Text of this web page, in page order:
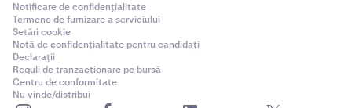
Notificare de confidențialitate
Termene de furnizare a serviciului
Setări cookie
Notă de confidențialitate pentru candidați
Declarații
Reguli de tranzacționare pe bursă
Centru de conformitate
Nu vinde/distribui